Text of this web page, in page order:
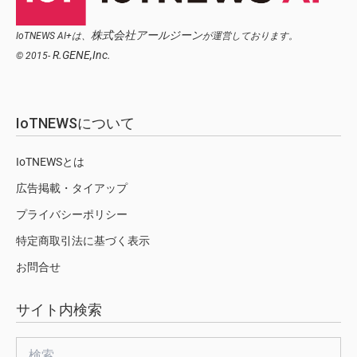
IoTNEWS AI+は、 株式会社アールジーンが運営しております。
© 2015- R.GENE,Inc.
IoTNEWSについて
IoTNEWSとは
広告掲載・タイアップ
プライバシーポリシー
特定商取引法に基づく表示
お問合せ
サイト内検索